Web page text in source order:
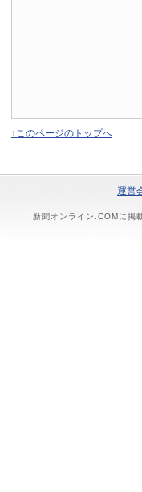
↑このページのトップへ
運営
新聞オンライン.COMに掲